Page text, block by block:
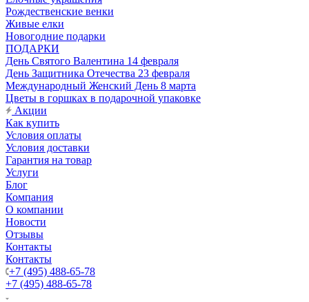
Рождественские венки
Живые елки
Новогодние подарки
ПОДАРКИ
День Святого Валентина 14 февраля
День Защитника Отечества 23 февраля
Международный Женский День 8 марта
Цветы в горшках в подарочной упаковке
Акции
Как купить
Условия оплаты
Условия доставки
Гарантия на товар
Услуги
Блог
Компания
О компании
Новости
Отзывы
Контакты
Контакты
+7 (495) 488-65-78
+7 (495) 488-65-78